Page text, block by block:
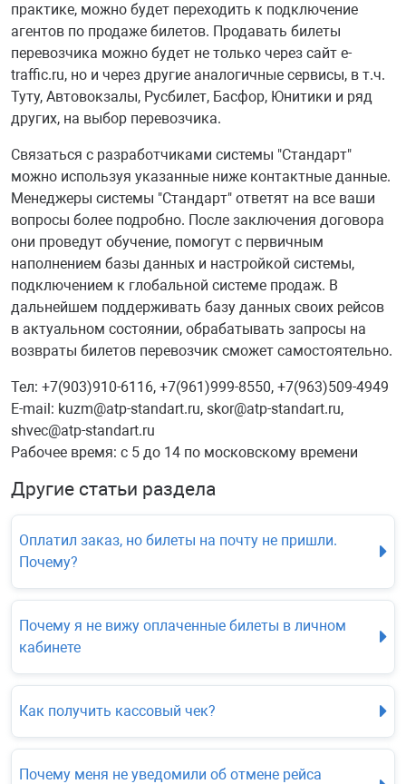
практике, можно будет переходить к подключение
агентов по продаже билетов. Продавать билеты
перевозчика можно будет не только через сайт e-
traffic.ru, но и через другие аналогичные сервисы, в т.ч.
Туту, Автовокзалы, Русбилет, Басфор, Юнитики и ряд
других, на выбор перевозчика.
Связаться с разработчиками системы "Стандарт"
можно используя указанные ниже контактные данные.
Менеджеры системы "Стандарт" ответят на все ваши
вопросы более подробно. После заключения договора
они проведут обучение, помогут с первичным
наполнением базы данных и настройкой системы,
подключением к глобальной системе продаж. В
дальнейшем поддерживать базу данных своих рейсов
в актуальном состоянии, обрабатывать запросы на
возвраты билетов перевозчик сможет самостоятельно.
Тел: +7(903)910-6116, +7(961)999-8550, +7(963)509-4949
E-mail: kuzm@atp-standart.ru, skor@atp-standart.ru,
shvec@atp-standart.ru
Рабочее время: с 5 до 14 по московскому времени
Другие статьи раздела
Оплатил заказ, но билеты на почту не пришли.
Почему?
Почему я не вижу оплаченные билеты в личном
кабинете
Как получить кассовый чек?
Почему меня не уведомили об отмене рейса